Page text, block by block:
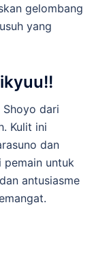
gelombang
yang
Shoyo dari
Kulit ini
dan
pemain untuk
antusiasme